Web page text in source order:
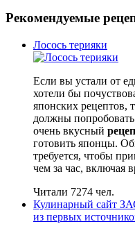
Рекомендуемые
Лосось терияки
Если вы устали от
хотели бы
японских рецептов,
должны
очень вкусный
готовить японцы.
требуется, чтобы
чем за час, включая
Читали 7274 чел.
Кулинарный сайт
из первых